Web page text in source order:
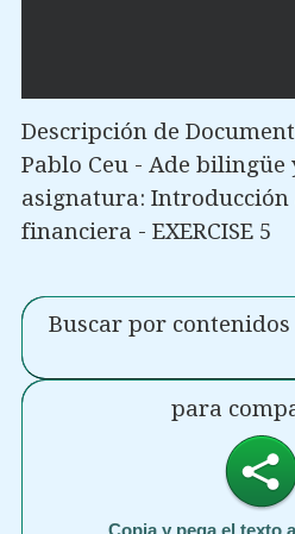
Descripción de
Pablo Ceu - Ade bilingüe
asignatura:
financiera - EXERCISE 5
Buscar por contenidos
para